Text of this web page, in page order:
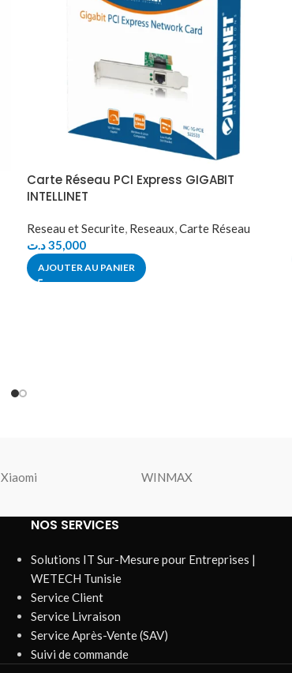
Carte Réseau PCI Express GIGABIT
INTELLINET
Reseau et Securite, Reseaux,Carte Réseau
35,000د.ت
AJOUTER AU PANIER
Xiaomi WINMAX
NOS SERVICES
Solutions IT Sur-Mesure pour Entreprises |
WETECH Tunisie
Service Client
Service Livraison
Service Après-Vente (SAV)
Suivi de commande